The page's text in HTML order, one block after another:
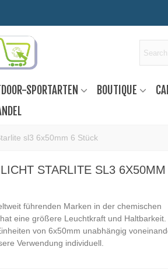
SPORTARTEN BOUTIQUE
sl3 6x50mm 6 Stück
STARLITE SL3
führenden Marken in der chemischen
eine größere Leuchtkraft und Haltbarkeit.
von 6x50mm unabhängig
Verwendung individuell.